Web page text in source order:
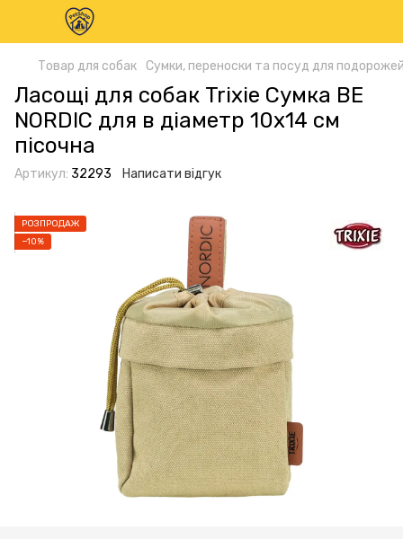
Товар для собак Сумки, переноски та посуд для
Ласощі для собак Trixie Сумка BE
NORDIC для в діаметр 10х14 см
пісочна
Артикул: 32293 Написати відгук
РОЗПРОДАЖ
−10%